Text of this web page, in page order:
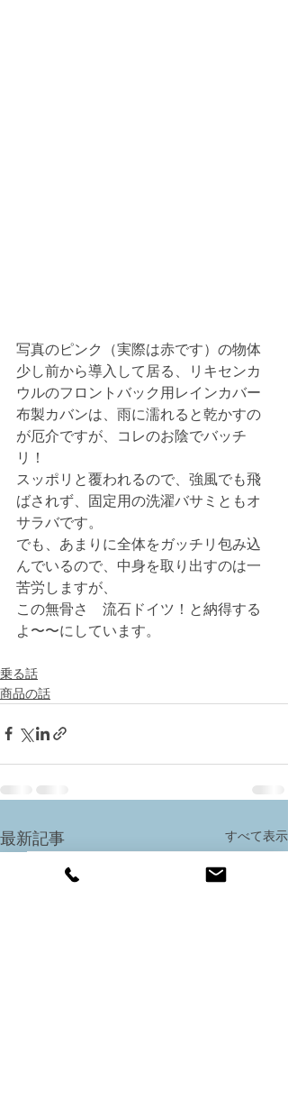
写真のピンク（実際は赤です）の物体
少し前から導入して居る、リキセンカ
ウルのフロントバック用レインカバー
布製カバンは、雨に濡れると乾かすの
が厄介ですが、コレのお陰でバッチ
リ！
スッポリと覆われるので、強風でも飛
ばされず、固定用の洗濯バサミともオ
サラバです。
でも、あまりに全体をガッチリ包み込
んでいるので、中身を取り出すのは一
苦労しますが、
この無骨さ　流石ドイツ！と納得する
よ〜〜にしています。
乗る話
商品の話
最新記事 すべて表示